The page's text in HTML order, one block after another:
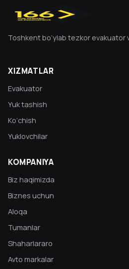
Toshkent bo‘ylab tezkor evakuator
XIZMATLAR
Evakuator
Yuk tashish
Ko‘chish
Yuklovchilar
KOMPANIYA
Biz haqimizda
Biznes uchun
Aloqa
Tumanlar
Shaharlararo
Avto markalar